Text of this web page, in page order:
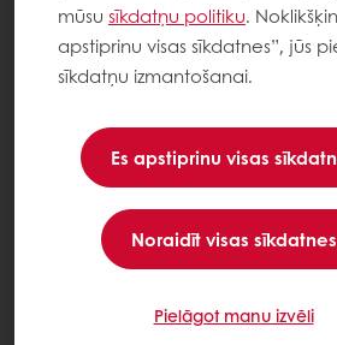
mūsu sīkdatņu politiku.
apstiprinu visas sīkdatnes”, jūs
sīkdatņu izmantošanai.
Es apstiprinu visas
Noraidīt visas sīkdatnes
Pielāgot manu izvēli